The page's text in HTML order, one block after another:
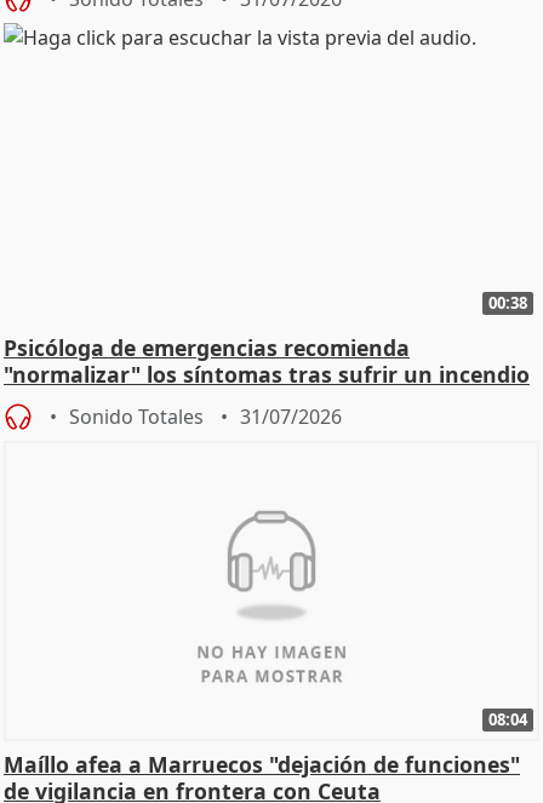
00:38
Psicóloga de emergencias recomienda
"normalizar" los síntomas tras sufrir un incendio
Sonido Totales 31/07/2026
08:04
Maíllo afea a Marruecos "dejación de funciones"
de vigilancia en frontera con Ceuta